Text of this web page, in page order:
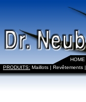
HOME
PRODUITS: Maillots | Revêtements |